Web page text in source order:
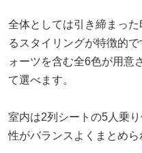
全体としては引き締まっ
るスタイリングが特徴的
ォーツを含む全6色が用意
て選べます。
室内は2列シートの5人乗
性がバランスよくまとめら